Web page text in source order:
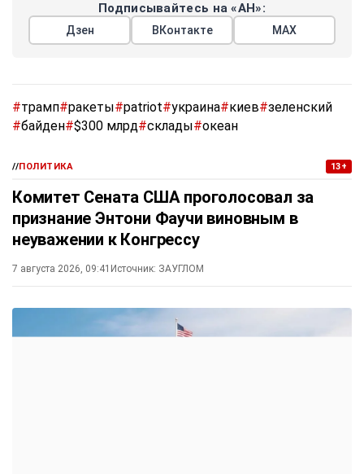
Подписывайтесь на «АН»:
Дзен ВКонтакте МАХ
#трамп#ракеты#patriot#украина#киев#зеленский
#байден#$300 млрд#склады#океан
//ПОЛИТИКА 13+
Комитет Сената США проголосовал за
признание Энтони Фаучи виновным в
неуважении к Конгрессу
7 августа 2026, 09:41 Источник: ЗАУГЛОМ